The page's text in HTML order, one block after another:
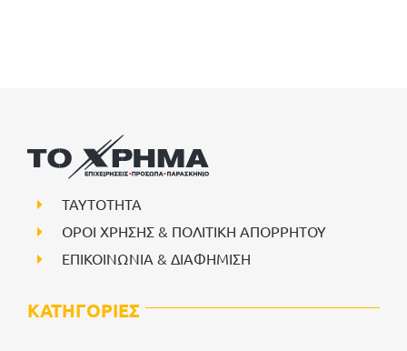
ΤΑΥΤΟΤΗΤΑ
ΟΡΟΙ ΧΡΗΣΗΣ & ΠΟΛΙΤΙΚΗ ΑΠΟΡΡΗΤΟΥ
ΕΠΙΚΟΙΝΩΝΙΑ & ΔΙΑΦΗΜΙΣΗ
ΚΑΤΗΓΟΡΙΕΣ